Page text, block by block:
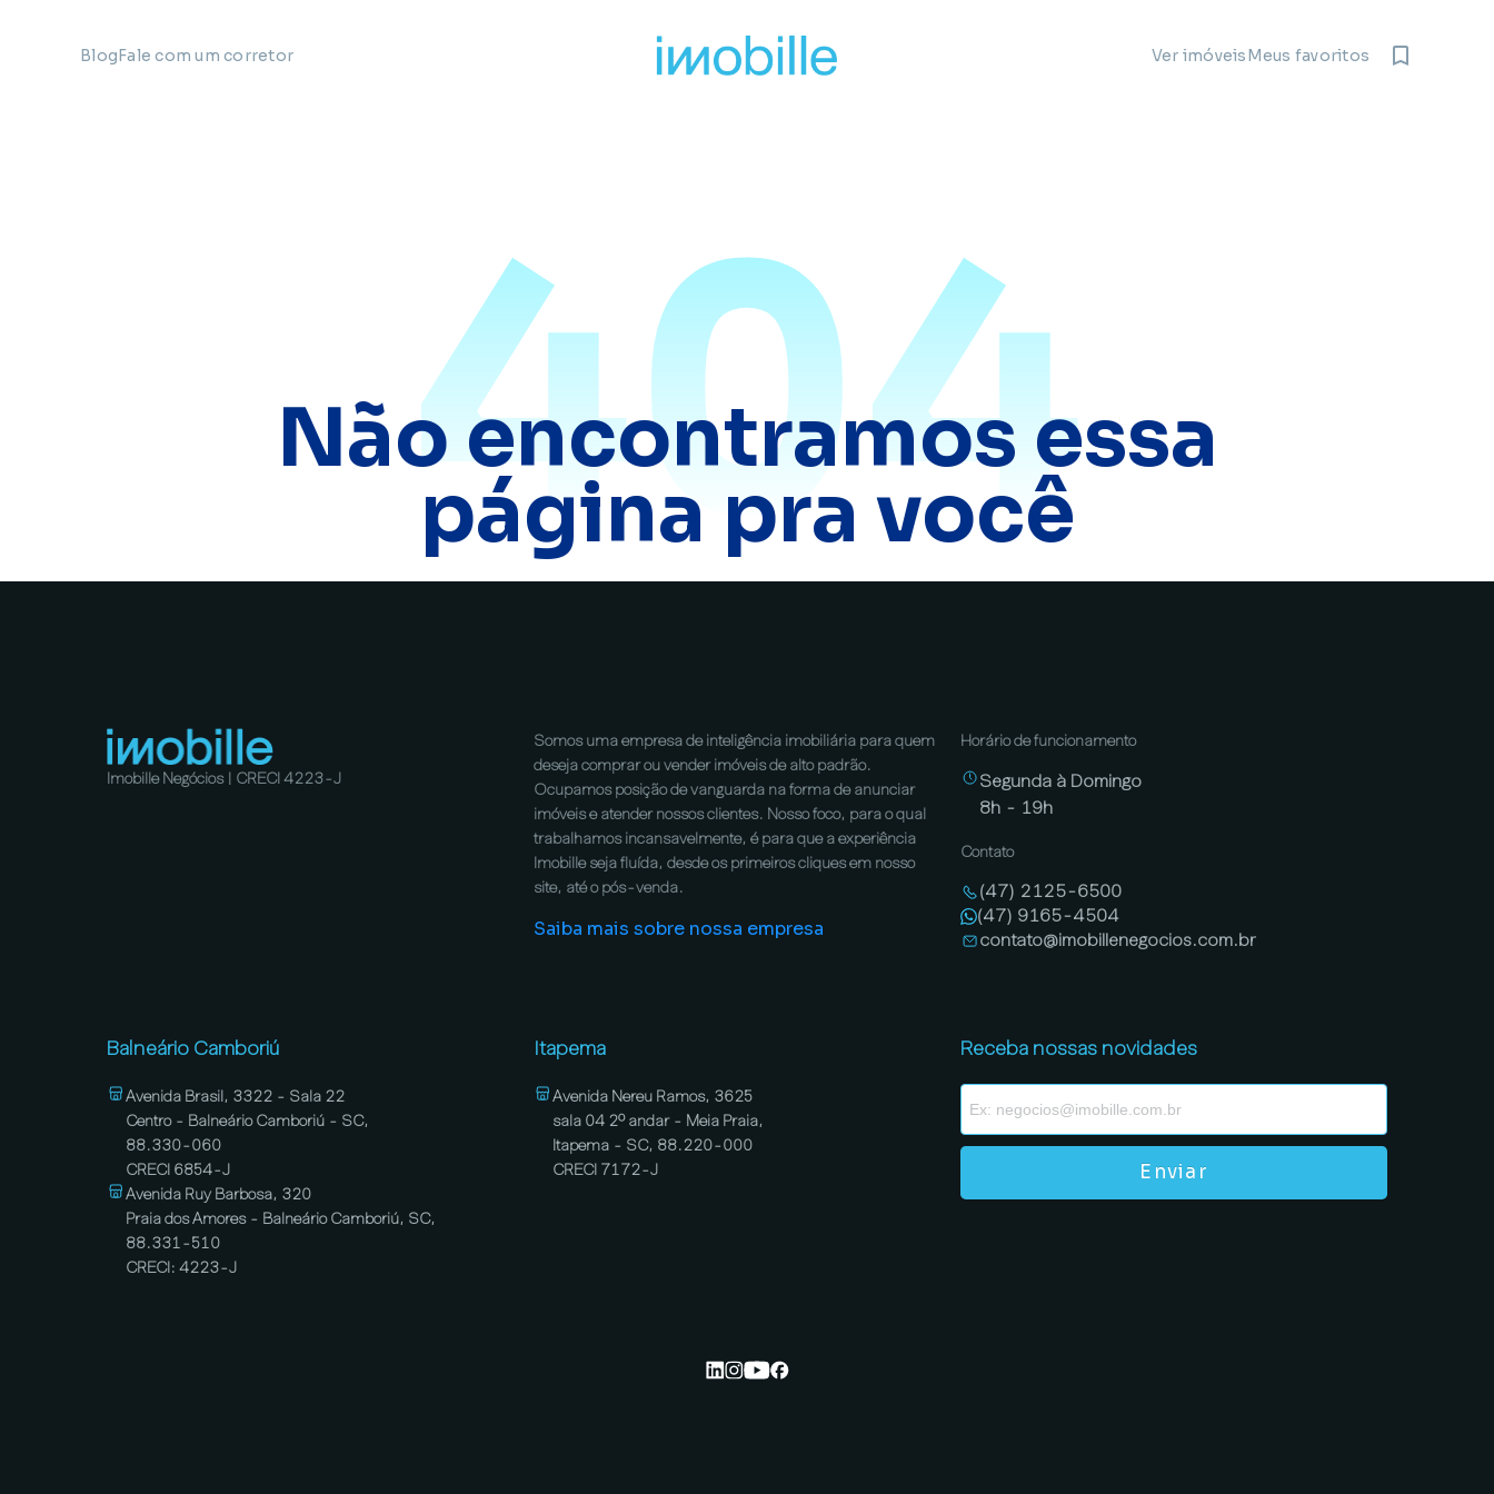
BlogFale com um corretor Ver imóveisMeus favoritos
404
Não encontramos essa
página pra você
Imobille Negócios | CRECI 4223-J
Somos uma empresa de inteligência imobiliária para quem
deseja comprar ou vender imóveis de alto padrão.
Ocupamos posição de vanguarda na forma de anunciar
imóveis e atender nossos clientes. Nosso foco, para o qual
trabalhamos incansavelmente, é para que a experiência
Imobille seja fluída, desde os primeiros cliques em nosso
site, até o pós-venda.
Saiba mais sobre nossa empresa
Horário de funcionamento
Segunda à Domingo
8h - 19h
Contato
(47) 2125-6500
(47) 9165-4504
contato@imobillenegocios.com.br
Balneário Camboriú
Avenida Brasil, 3322 - Sala 22
Centro - Balneário Camboriú - SC,
88.330-060
CRECI 6854-J
Avenida Ruy Barbosa, 320
Praia dos Amores - Balneário Camboriú, SC,
88.331-510
CRECI: 4223-J
Itapema
Avenida Nereu Ramos, 3625
sala 04 2º andar - Meia Praia,
Itapema - SC, 88.220-000
CRECI 7172-J
Receba nossas novidades
Enviar